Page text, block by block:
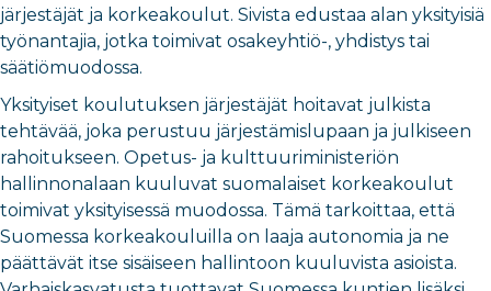
järjestäjät ja korkeakoulut. Sivista edustaa alan yksityisiä
työnantajia, jotka toimivat osakeyhtiö-, yhdistys tai
säätiömuodossa.
Yksityiset koulutuksen järjestäjät hoitavat julkista
tehtävää, joka perustuu järjestämislupaan ja julkiseen
rahoitukseen. Opetus- ja kulttuuriministeriön
hallinnonalaan kuuluvat suomalaiset korkeakoulut
toimivat yksityisessä muodossa. Tämä tarkoittaa, että
Suomessa korkeakouluilla on laaja autonomia ja ne
päättävät itse sisäiseen hallintoon kuuluvista asioista.